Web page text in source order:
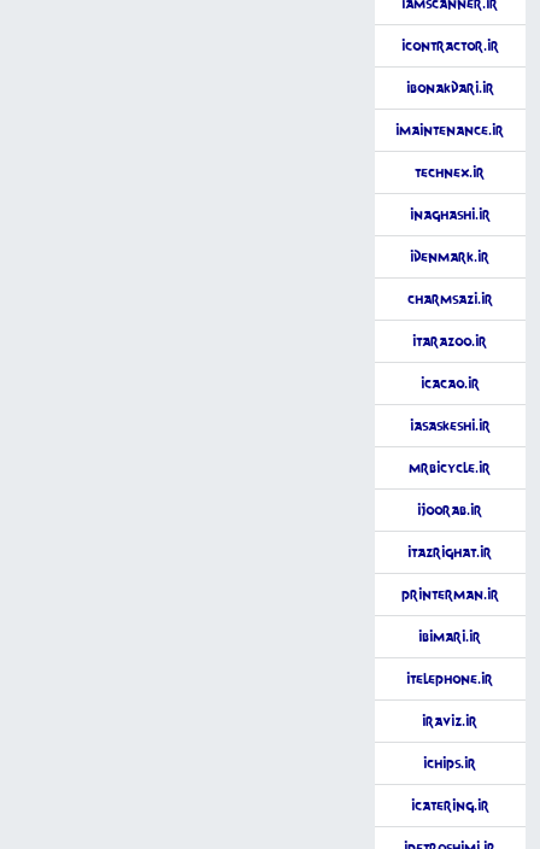
iAmScanner.ir
iContractor.ir
iBonakdari.ir
iMaintenance.ir
Technex.ir
iNaghashi.ir
iDenmark.ir
CharmSazi.ir
iTarazoo.ir
iCacao.ir
iAsaskeshi.ir
MrBicycle.ir
iJoorab.ir
iTazrighat.ir
PrinterMan.ir
iBimari.ir
iTelephone.ir
iRaviz.ir
iChips.ir
iCatering.ir